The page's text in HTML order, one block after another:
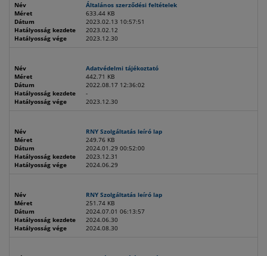
Név
Általános szerződési feltételek
Méret
633.44 KB
Dátum
2023.02.13 10:57:51
Hatályosság kezdete
2023.02.12
Hatályosság vége
2023.12.30
Név
Adatvédelmi tájékoztató
Méret
442.71 KB
Dátum
2022.08.17 12:36:02
Hatályosság kezdete
-
Hatályosság vége
2023.12.30
Név
RNY Szolgáltatás leíró lap
Méret
249.76 KB
Dátum
2024.01.29 00:52:00
Hatályosság kezdete
2023.12.31
Hatályosság vége
2024.06.29
Név
RNY Szolgáltatás leíró lap
Méret
251.74 KB
Dátum
2024.07.01 06:13:57
Hatályosság kezdete
2024.06.30
Hatályosság vége
2024.08.30